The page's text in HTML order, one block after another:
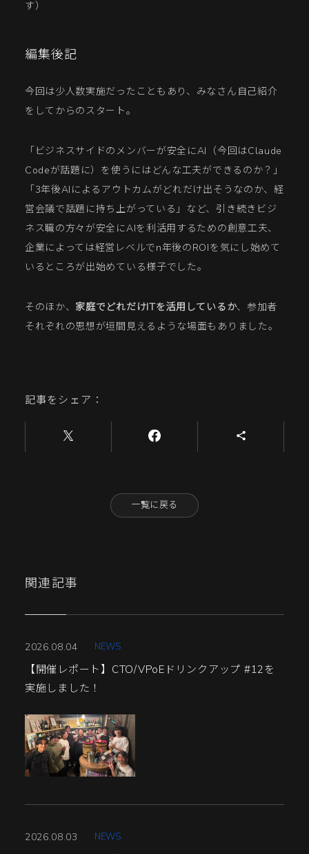
す）
編集後記
今回は少人数実施だったこともあり、みなさん自己紹介
をしてからのスタート。
「ビジネスサイドのメンバーが安全にAI（今回はClaude
Codeが話題に）を使うにはどんな工夫ができるのか？」
「3年後AIによるアウトカムがどれだけ出そうなのか、経
営会議で話題に持ち上がっている」など、引き続きビジ
ネス職の方々が安全にAIを利活用するための創意工夫、
企業によっては経営レベルでn年後のROIを気にし始めて
いるところが出始めている様子でした。
そのほか、家庭でどれだけITを活用しているか、参加者
それぞれの思想が垣間見えるような場面もありました。
記事をシェア：
一覧に戻る
関連記事
2026.08.04 NEWS
【開催レポート】CTO/VPoEドリンクアップ #12を
実施しました！
2026.08.03 NEWS